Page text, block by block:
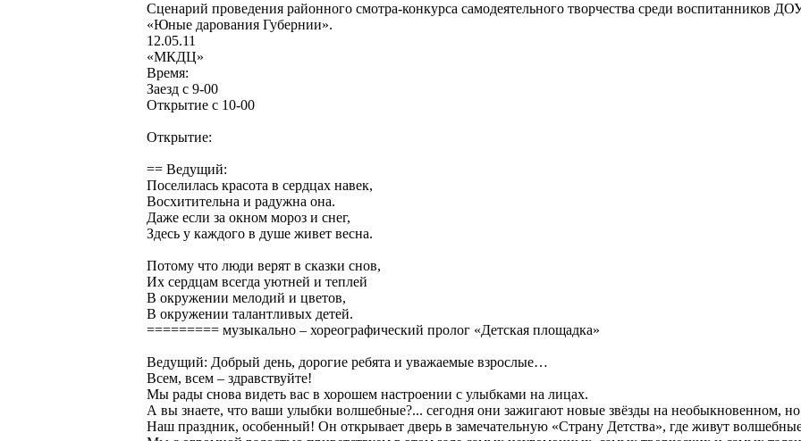
Сценарий проведения районного смотра-конкурса самодеятельного творчества среди воспитанников
«Юные дарования Губернии».
12.05.11
«МКДЦ»
Время:
Заезд с 9-00
Открытие с 10-00
Открытие:
== Ведущий:
Поселилась красота в сердцах навек,
Восхитительна и радужна она.
Даже если за окном мороз и снег,
Здесь у каждого в душе живет весна.
Потому что люди верят в сказки снов,
Их сердцам всегда уютней и теплей
В окружении мелодий и цветов,
В окружении талантливых детей.
========= музыкально – хореографический пролог «Детская площадка»
Ведущий: Добрый день, дорогие ребята и уважаемые взрослые…
Всем, всем – здравствуйте!
Мы рады снова видеть вас в хорошем настроении с улыбками на лицах.
А вы знаете, что ваши улыбки волшебные?... сегодня они зажигают новые звёзды на необыкновенном,
Наш праздник, особенный! Он открывает дверь в замечательную «Страну Детства», где живут